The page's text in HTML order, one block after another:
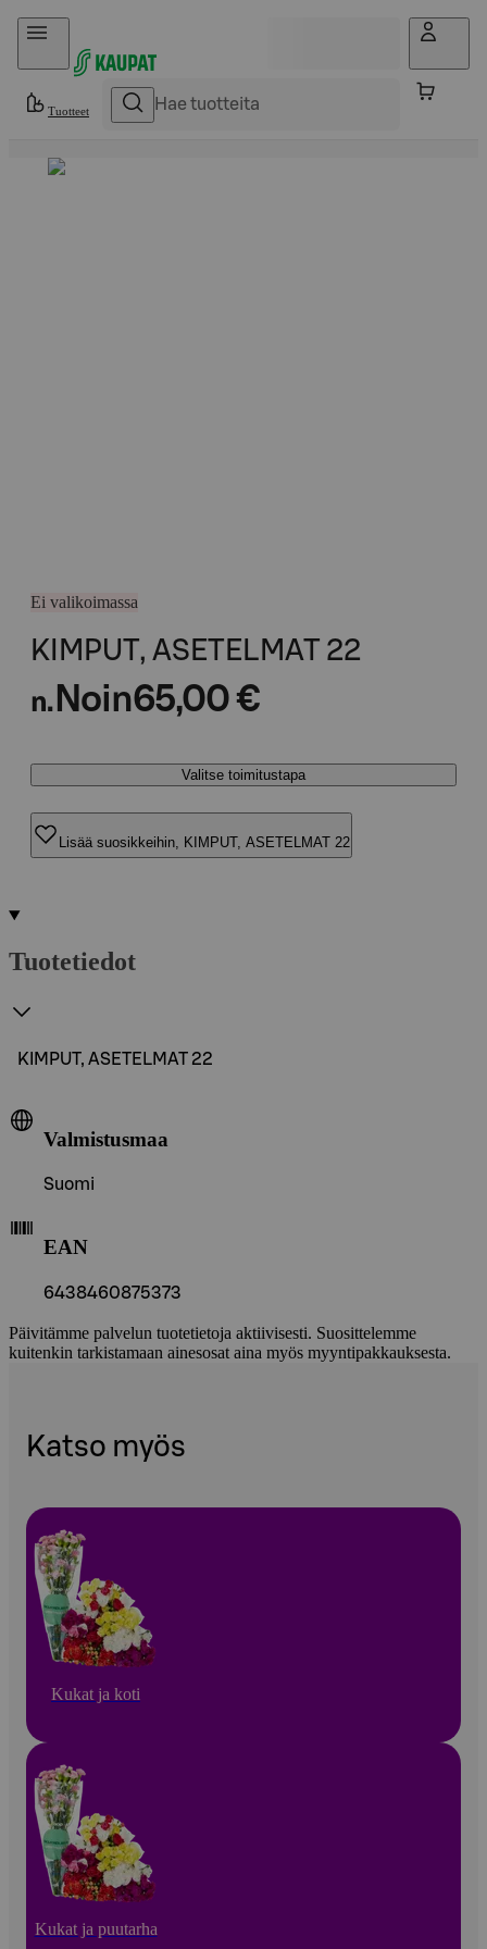
Hyppää sisältöön
Tuotteet
Ei valikoimassa
KIMPUT, ASETELMAT 22
n. Noin65,00 €
Valitse toimitustapa
Lisää suosikkeihin, KIMPUT, ASETELMAT 22
Tuotetiedot
KIMPUT, ASETELMAT 22
Valmistusmaa
Suomi
EAN
6438460875373
Päivitämme palvelun tuotetietoja aktiivisesti. Suosittelemme
kuitenkin tarkistamaan ainesosat aina myös myyntipakkauksesta.
Katso myös
Kukat ja koti
Kukat ja puutarha